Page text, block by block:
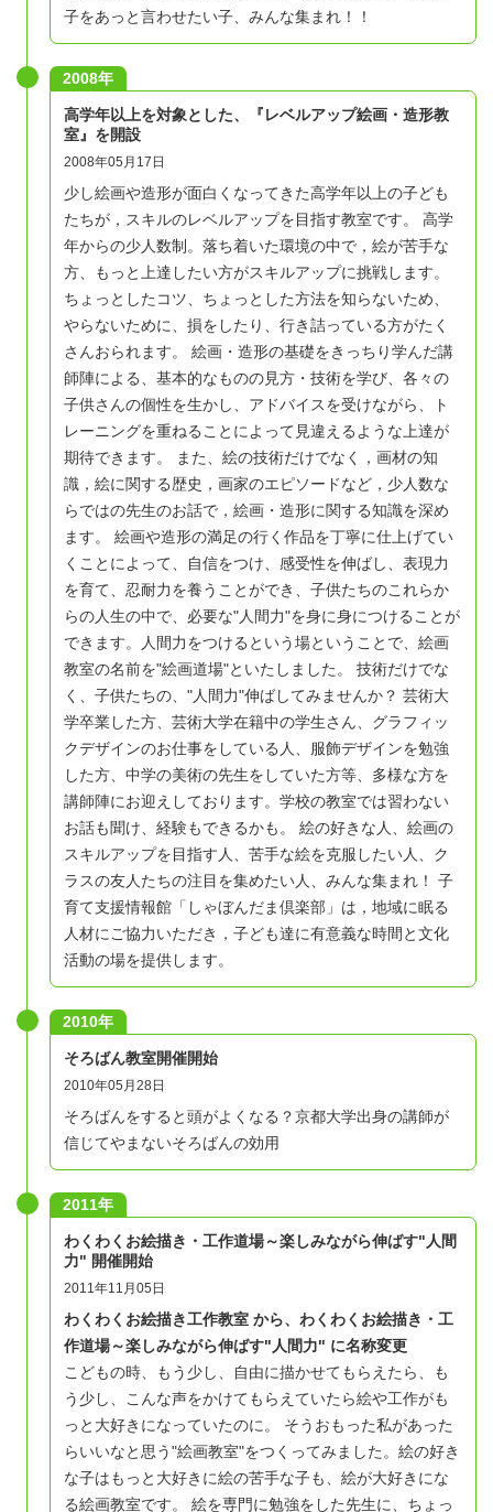
子をあっと言わせたい子、みんな集まれ！！
2008年
高学年以上を対象とした、『レベルアップ絵画・造形教
室』を開設
2008年05月17日
少し絵画や造形が面白くなってきた高学年以上の子ども
たちが，スキルのレベルアップを目指す教室です。 高学
年からの少人数制。落ち着いた環境の中で，絵が苦手な
方、もっと上達したい方がスキルアップに挑戦します。
ちょっとしたコツ、ちょっとした方法を知らないため、
やらないために、損をしたり、行き詰っている方がたく
さんおられます。 絵画・造形の基礎をきっちり学んだ講
師陣による、基本的なものの見方・技術を学び、各々の
子供さんの個性を生かし、アドバイスを受けながら、ト
レーニングを重ねることによって見違えるような上達が
期待できます。 また、絵の技術だけでなく，画材の知
識，絵に関する歴史，画家のエピソードなど，少人数な
らではの先生のお話で，絵画・造形に関する知識を深め
ます。 絵画や造形の満足の行く作品を丁寧に仕上げてい
くことによって、自信をつけ、感受性を伸ばし、表現力
を育て、忍耐力を養うことができ、子供たちのこれらか
らの人生の中で、必要な"人間力"を身に身につけることが
できます。人間力をつけるという場ということで、絵画
教室の名前を"絵画道場"といたしました。 技術だけでな
く、子供たちの、"人間力"伸ばしてみませんか？ 芸術大
学卒業した方、芸術大学在籍中の学生さん、グラフィッ
クデザインのお仕事をしている人、服飾デザインを勉強
した方、中学の美術の先生をしていた方等、多様な方を
講師陣にお迎えしております。学校の教室では習わない
お話も聞け、経験もできるかも。 絵の好きな人、絵画の
スキルアップを目指す人、苦手な絵を克服したい人、ク
ラスの友人たちの注目を集めたい人、みんな集まれ！ 子
育て支援情報館「しゃぼんだま倶楽部」は，地域に眠る
人材にご協力いただき，子ども達に有意義な時間と文化
活動の場を提供します。
2010年
そろばん教室開催開始
2010年05月28日
そろばんをすると頭がよくなる？京都大学出身の講師が
信じてやまないそろばんの効用
2011年
わくわくお絵描き・工作道場～楽しみながら伸ばす"人間
力" 開催開始
2011年11月05日
わくわくお絵描き工作教室 から、わくわくお絵描き・工
作道場～楽しみながら伸ばす"人間力" に名称変更
こどもの時、もう少し、自由に描かせてもらえたら、も
う少し、こんな声をかけてもらえていたら絵や工作がも
っと大好きになっていたのに。 そうおもった私があった
らいいなと思う"絵画教室"をつくってみました。絵の好き
な子はもっと大好きに絵の苦手な子も、絵が大好きにな
る絵画教室です。 絵を専門に勉強をした先生に、ちょっ